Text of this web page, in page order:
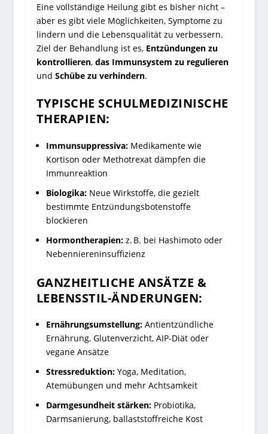
Eine vollständige Heilung gibt es bisher nicht –
aber es gibt viele Möglichkeiten, Symptome zu
lindern und die Lebensqualität zu verbessern.
Ziel der Behandlung ist es, Entzündungen zu
kontrollieren, das Immunsystem zu regulieren
und Schübe zu verhindern.
TYPISCHE SCHULMEDIZINISCHE
THERAPIEN:
Immunsuppressiva:Medikamente wie
Kortison oder Methotrexat dämpfen die
Immunreaktion
Biologika:Neue Wirkstoffe, die gezielt
bestimmte Entzündungsbotenstoffe
blockieren
Hormontherapien:z. B. bei Hashimoto oder
Nebenniereninsuffizienz
GANZHEITLICHE ANSÄTZE &
LEBENSSTIL-ÄNDERUNGEN:
Ernährungsumstellung:Antientzündliche
Ernährung, Glutenverzicht, AIP-Diät oder
vegane Ansätze
Stressreduktion:Yoga, Meditation,
Atemübungen und mehr Achtsamkeit
Darmgesundheit stärken:Probiotika,
Darmsanierung, ballaststoffreiche Kost